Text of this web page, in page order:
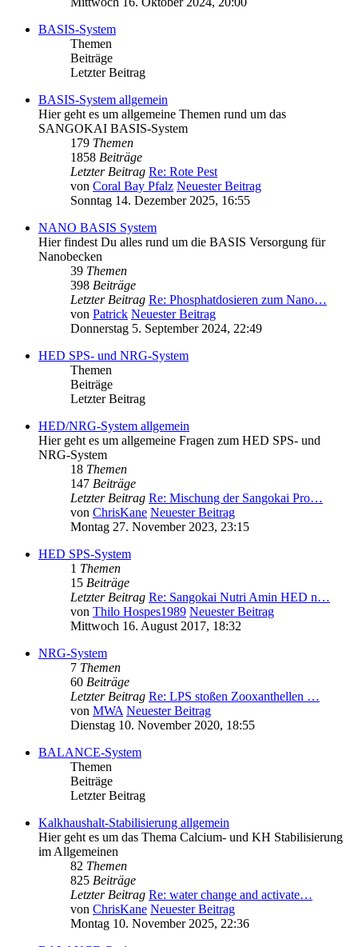
BASIS-System
Themen
Beiträge
Letzter Beitrag
BASIS-System allgemein
Hier geht es um allgemeine Themen rund um das
SANGOKAI BASIS-System
179 Themen
1858 Beiträge
Letzter Beitrag Re: Rote Pest
von Coral Bay Pfalz Neuester Beitrag
Sonntag 14. Dezember 2025, 16:55
NANO BASIS System
Hier findest Du alles rund um die BASIS Versorgung für
Nanobecken
39 Themen
398 Beiträge
Letzter Beitrag Re: Phosphatdosieren zum Nano…
von Patrick Neuester Beitrag
Donnerstag 5. September 2024, 22:49
HED SPS- und NRG-System
Themen
Beiträge
Letzter Beitrag
HED/NRG-System allgemein
Hier geht es um allgemeine Fragen zum HED SPS- und
NRG-System
18 Themen
147 Beiträge
Letzter Beitrag Re: Mischung der Sangokai Pro…
von ChrisKane Neuester Beitrag
Montag 27. November 2023, 23:15
HED SPS-System
1 Themen
15 Beiträge
Letzter Beitrag Re: Sangokai Nutri Amin HED n…
von Thilo Hospes1989 Neuester Beitrag
Mittwoch 16. August 2017, 18:32
NRG-System
7 Themen
60 Beiträge
Letzter Beitrag Re: LPS stoßen Zooxanthellen …
von MWA Neuester Beitrag
Dienstag 10. November 2020, 18:55
BALANCE-System
Themen
Beiträge
Letzter Beitrag
Kalkhaushalt-Stabilisierung allgemein
Hier geht es um das Thema Calcium- und KH Stabilisierung
im Allgemeinen
82 Themen
825 Beiträge
Letzter Beitrag Re: water change and activate…
von ChrisKane Neuester Beitrag
Montag 10. November 2025, 22:36